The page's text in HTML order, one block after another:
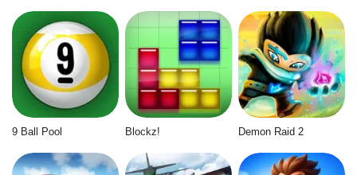
9 Ball Pool Blockz! Demon Raid 2